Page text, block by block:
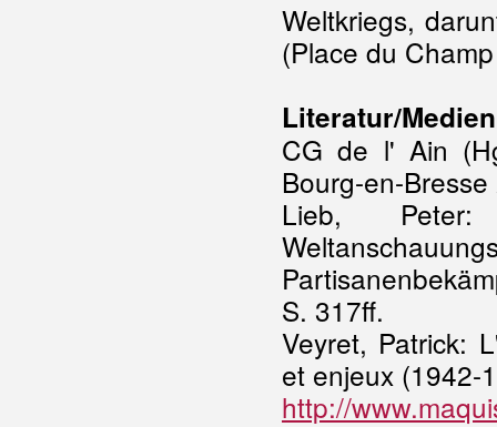
Weltkriegs,
(Place du
Literatur/Medien
CG de l' Ain
Bourg-en-
Lieb,
S. 317ff.
Veyret, Patrick:
et enjeux (1942-
http://